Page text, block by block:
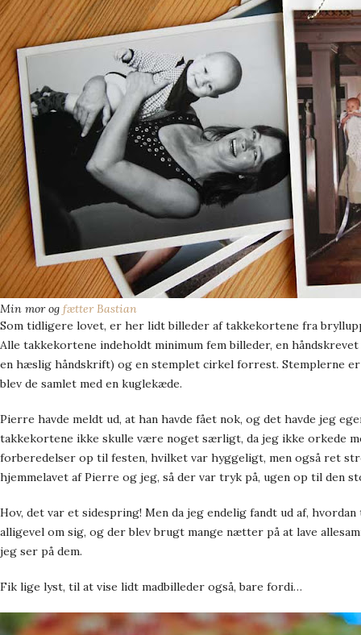
Min mor og fætter Bastian
Som tidligere lovet, er her lidt billeder af takkekortene fra
Alle takkekortene indeholdt minimum fem billeder, en
en hæslig håndskrift) og en stemplet cirkel forrest. Stemplerne
blev de samlet med en kuglekæde.
Pierre havde meldt ud, at han havde fået nok, og det havde jeg
takkekortene ikke skulle være noget særligt, da jeg ikke orkede
forberedelser op til festen, hvilket var hyggeligt, men også ret
hjemmelavet af Pierre og jeg, så der var tryk på, ugen op til den
Hov, det var et sidespring! Men da jeg endelig fandt ud af,
alligevel om sig, og der blev brugt mange nætter på at lave
jeg ser på dem.
Fik lige lyst, til at vise lidt madbilleder også, bare fordi…